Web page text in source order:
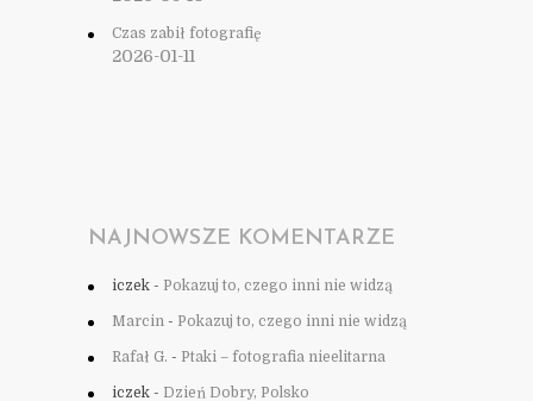
Czas zabił fotografię
2026-01-11
NAJNOWSZE KOMENTARZE
iczek - Pokazuj to, czego inni nie widzą
Marcin - Pokazuj to, czego inni nie widzą
Rafał G. - Ptaki – fotografia nieelitarna
iczek - Dzień Dobry, Polsko